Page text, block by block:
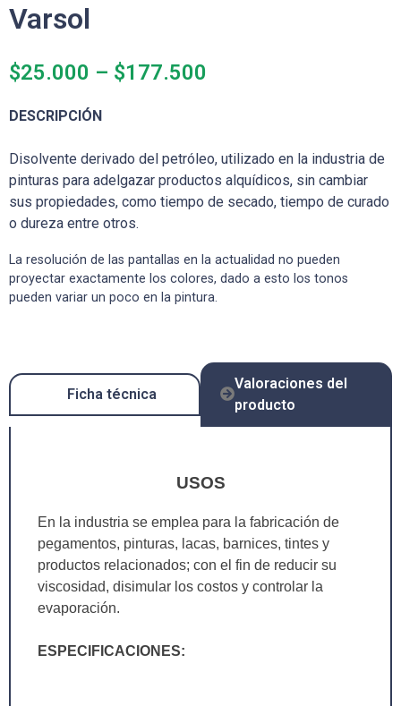
Varsol
$25.000 – $177.500
DESCRIPCIÓN
Disolvente derivado del petróleo, utilizado en la industria de
pinturas para adelgazar productos alquídicos, sin cambiar
sus propiedades, como tiempo de secado, tiempo de curado
o dureza entre otros.
La resolución de las pantallas en la actualidad no pueden
proyectar exactamente los colores, dado a esto los tonos
pueden variar un poco en la pintura.
Ficha técnica
Valoraciones del
producto
USOS
En la industria se emplea para la fabricación de
pegamentos, pinturas, lacas, barnices, tintes y
productos relacionados; con el fin de reducir su
viscosidad, disimular los costos y controlar la
evaporación.
ESPECIFICACIONES: